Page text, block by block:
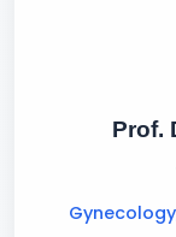
Prof.